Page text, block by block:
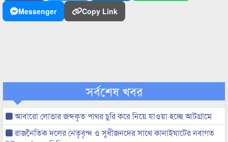
Messenger
Copy Link
সর্বশেষ খবর
আবারো লোভার জব্দকৃত পাথর চুরি করে নিয়ে যাওয়া হচ্ছে আটগ্রামে
রাজনৈতিক দলের নেতৃবৃন্দ ও সুধীজনদের সাথে কানাইঘাটের নবাগত